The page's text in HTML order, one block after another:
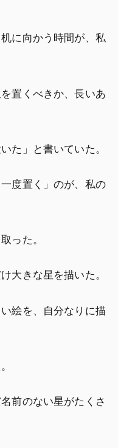
に向かう時間が、私
置くべきか、長いあ
た」と書いていた。
度置く」のが、私の
った。
大きな星を描いた。
絵を、自分なりに描
前のない星がたくさ